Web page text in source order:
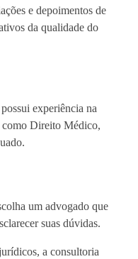
e depoimentos de
da qualidade do
experiência na
como Direito Médico,
um advogado que
suas dúvidas.
a consultoria